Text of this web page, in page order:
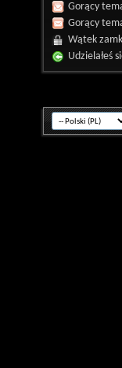
Gorący
Gorący
Wątek
Udzielałeś